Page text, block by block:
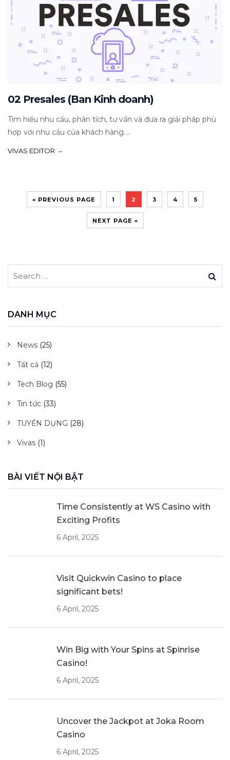
02 Presales (Ban Kinh doanh)
Tìm hiểu nhu cầu, phân tích, tư vấn và đưa ra giải pháp phù
hợp với nhu cầu của khách hàng....
VIVAS EDITOR
« PREVIOUS PAGE 1 2 3 4 5
NEXT PAGE »
DANH MỤC
News (25)
Tất cả (12)
Tech Blog (55)
Tin tức (33)
TUYỂN DỤNG (28)
Vivas (1)
BÀI VIẾT NỘI BẬT
Time Consistently at WS Casino with
Exciting Profits
6 April, 2025
Visit Quickwin Casino to place
significant bets!
6 April, 2025
Win Big with Your Spins at Spinrise
Casino!
6 April, 2025
Uncover the Jackpot at Joka Room
Casino
6 April, 2025